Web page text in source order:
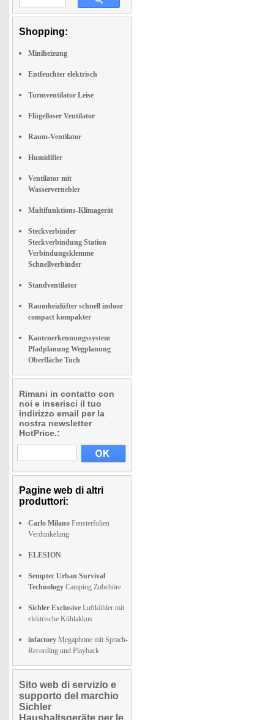
Shopping:
Miniheizung
Entfeuchter elektrisch
Turmventilator Leise
Flügelloser Ventilator
Raum-Ventilator
Humidifier
Ventilator mit
Wasservernebler
Multifunktions-Klimagerät
Steckverbinder
Steckverbindung Station
Verbindungsklemme
Schnellverbinder
Standventilator
Raumheizlüfter schnell indoor
compact kompakter
Kantenerkennungssystem
Pfadplanung Wegplanung
Oberfläche Tuch
Rimani in contatto con
noi e inserisci il tuo
indirizzo email per la
nostra newsletter
HotPrice.:
Pagine web di altri
produttori:
Carlo Milano Fensterfolien
Verdunkelung
ELESION
Semptec Urban Survival
Technology Camping Zubehöre
Sichler Exclusive Luftkühler mit
elektrische Kühlakkus
infactory Megaphone mit Sprach-
Recording und Playback
Sito web di servizio e
supporto del marchio
Sichler
Haushaltsgeräte per le